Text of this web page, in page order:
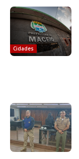
Cidades